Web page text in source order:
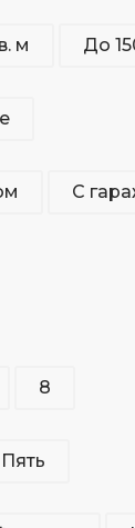
м До
С
8
Пять